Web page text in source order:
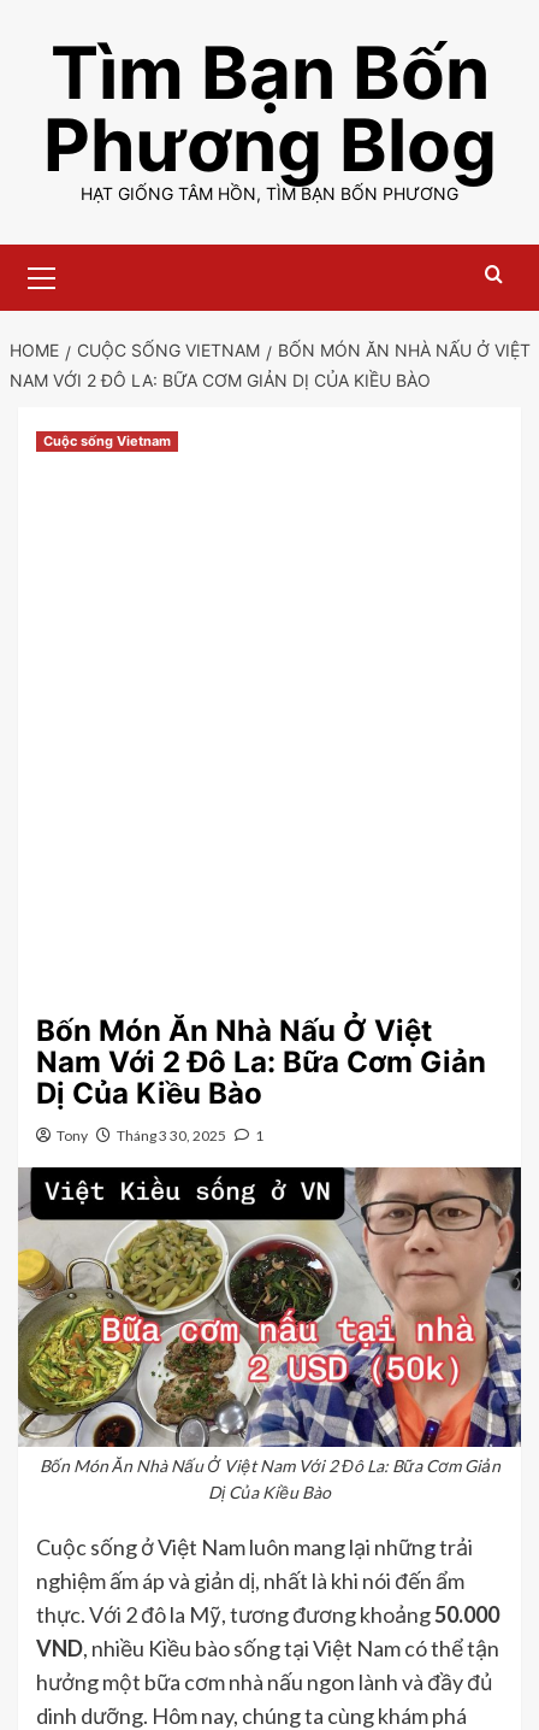
Tìm Bạn Bốn
Phương Blog
HẠT GIỐNG TÂM HỒN, TÌM BẠN BỐN PHƯƠNG
Menu
HOME CUỘC SỐNG VIETNAM
BỐN MÓN ĂN NHÀ NẤU Ở VIỆT
NAM VỚI 2 ĐÔ LA: BỮA CƠM GIẢN DỊ CỦA KIỀU BÀO
Cuộc sống Vietnam
Bốn Món Ăn Nhà Nấu Ở Việt
Nam Với 2 Đô La: Bữa Cơm Giản
Dị Của Kiều Bào
Tony Tháng 3 30, 2025 1
Bốn Món Ăn Nhà Nấu Ở Việt Nam Với 2 Đô La: Bữa Cơm Giản
Dị Của Kiều Bào
Cuộc sống ở Việt Nam luôn mang lại những trải
nghiệm ấm áp và giản dị, nhất là khi nói đến ẩm
thực. Với 2 đô la Mỹ, tương đương khoảng50.000
VND, nhiều Kiều bào sống tại Việt Nam có thể tận
hưởng một bữa cơm nhà nấu ngon lành và đầy đủ
dinh dưỡng. Hôm nay, chúng ta cùng khám phá